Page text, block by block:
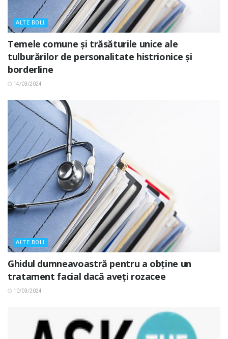
ALTE BOLI
Temele comune și trăsăturile unice ale
tulburărilor de personalitate histrionice și
borderline
14/03/2024
ALTE BOLI
Ghidul dumneavoastră pentru a obține un
tratament facial dacă aveți rozacee
10/03/2024